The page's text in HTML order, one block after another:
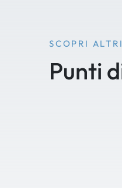
SCOPRI
Punti